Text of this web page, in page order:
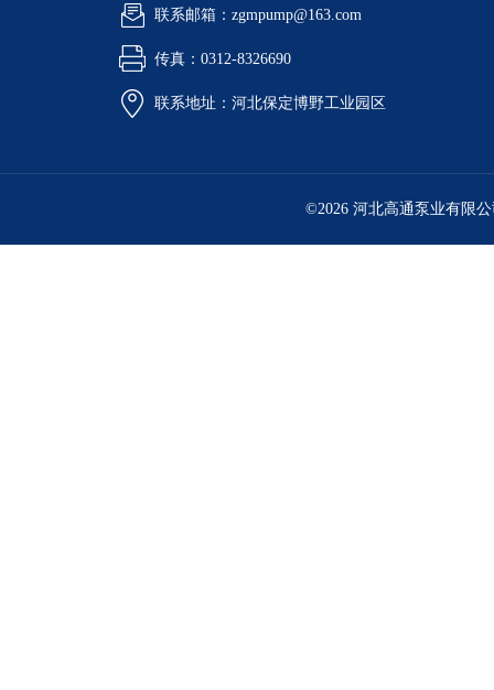
联系邮箱：zgmpump@163.com
传真：0312-8326690
联系地址：河北保定博野工业园区
©2026 河北高通泵业有限